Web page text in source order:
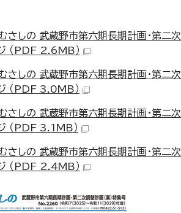
さしの 武蔵野市第六期長期計画・第
（PDF 2.6MB）
さしの 武蔵野市第六期長期計画・第
（PDF 3.0MB）
さしの 武蔵野市第六期長期計画・第
（PDF 3.1MB）
さしの 武蔵野市第六期長期計画・第
（PDF 2.4MB）